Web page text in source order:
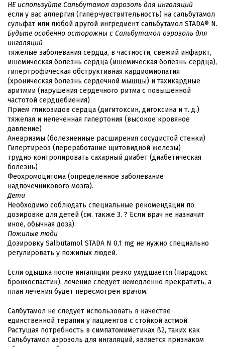
НЕ используйте Сальбутамол аэрозоль для ингаляций
если у вас аллергия (гиперчувствительность) на сальбутамол
сульфат или любой другой ингредиент сальбутамол STADA® N.
Будьте особенно осторожны с Сальбутамол аэрозоль для
ингаляций
тяжелые заболевания сердца, в частности, свежий инфаркт,
ишемическая болезнь сердца (ишемическая болезнь сердца),
гипертрофическая обструктивная кардиомиопатия
(хроническая болезнь сердечной мышцы) и тахикардные
аритмии (нарушения сердечного ритма с повышенной
частотой сердцебиения)
Прием гликозидов сердца (дигитоксин, дигоксина и т. д.)
тяжелая и нелеченная гипертония (высокое кровяное
давление)
Аневризмы (болезненные расширения сосудистой стенки)
Гипертиреоз (переработание щитовидной железы)
трудно контролировать сахарный диабет (диабетическая
болезнь)
Феохромоцитома (определенное заболевание
надпочечникового мозга).
Дети
Необходимо соблюдать специальные рекомендации по
дозировке для детей (см. также 3. ? Если врач не назначит
иное, обычная доза).
Пожилые люди
Дозировку Salbutamol STADA N 0,1 mg не нужно специально
регулировать у пожилых людей.
Если одышка после ингаляции резко ухудшается (парадокс
бронхоспастик), лечение следует немедленно прекратить, а
план лечения будет пересмотрен врачом.
Салбутамол не следует использовать в качестве
единственной терапии у пациентов с стойкой астмой.
Растущая потребность в симпатомиметиках ß2, таких как
Сальбутамол аэрозоль для ингаляций, является признаком